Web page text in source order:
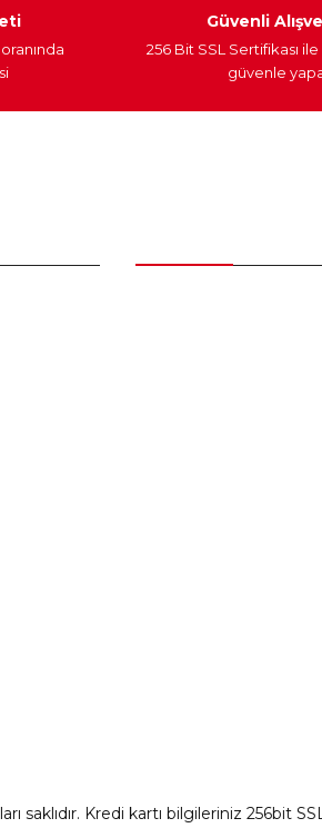
Güvenli
256 Bit SSL Sertifikası
güvenle
saklıdır. Kredi kartı bilgileriniz 256bit